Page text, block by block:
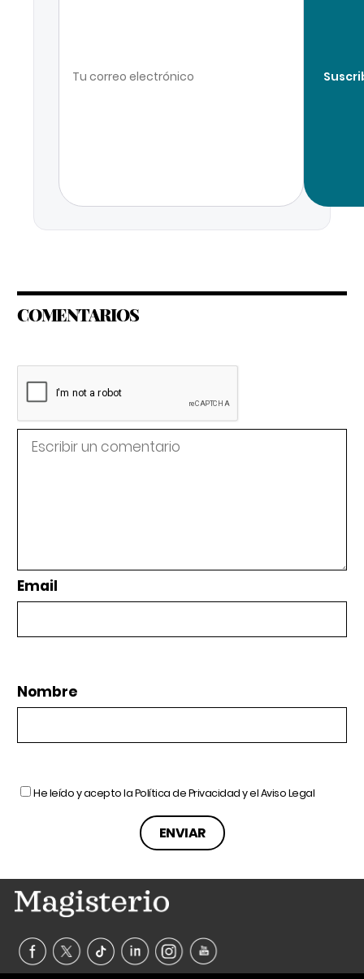
COMENTARIOS
Email
Nombre
He leído y acepto laPolítica de Privacidady elAviso Legal